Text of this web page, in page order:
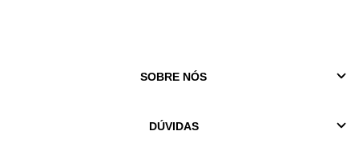
SOBRE NÓS
DÚVIDAS